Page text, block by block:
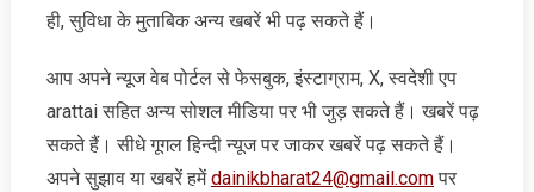
ही, सुविधा के मुताबिक अन्‍य खबरें भी पढ़ सकते हैं।
आप अपने न्‍यूज वेब पोर्टल से फेसबुक, इंस्‍टाग्राम, X, स्‍वदेशी एप
arattai सहित अन्‍य सोशल मीडिया पर भी जुड़ सकते हैं। खबरें पढ़
सकते हैं। सीधे गूगल हिन्‍दी न्‍यूज पर जाकर खबरें पढ़ सकते हैं।
अपने सुझाव या खबरें हमेंdainikbharat24@gmail.comपर